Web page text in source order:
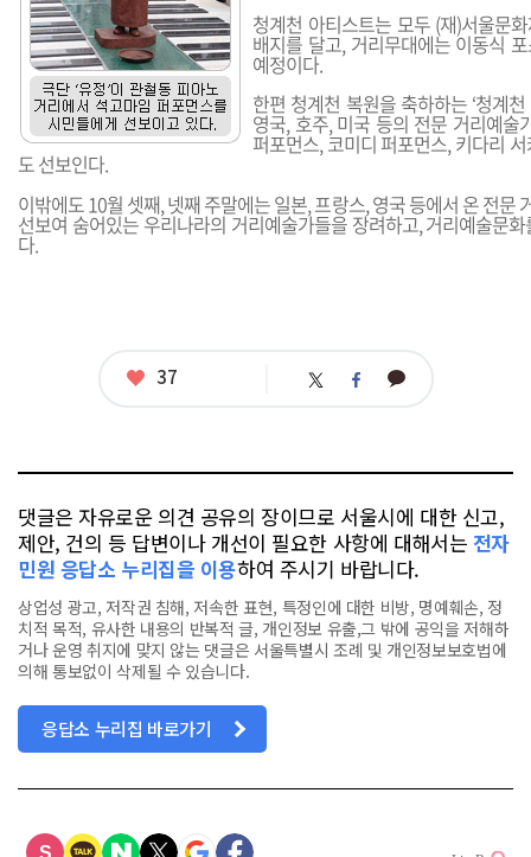
청계천 아티스트는 모두 (재)서울문
배지를 달고, 거리무대에는 이동식
예정이다.
한편 청계천 복원을 축하하는 ‘청계
영국, 호주, 미국 등의 전문 거리예술
퍼포먼스, 코미디 퍼포먼스, 키다리
도 선보인다.
이밖에도 10월 셋째, 넷째 주말에는 일본, 프랑스, 영국 등에서 온 전문
선보여 숨어있는 우리나라의 거리예술가들을 장려하고, 거리예술문
다.
좋
37 트 페 카
댓글은 자유로운 의견 공유의 장이므로 서울시에 대한 신고,
제안, 건의 등 답변이나 개선이 필요한 사항에 대해서는 전자
민원 응답소 누리집을 이용하여 주시기 바랍니다.
상업성 광고, 저작권 침해, 저속한 표현, 특정인에 대한 비방, 명예훼손, 정
치적 목적, 유사한 내용의 반복적 글, 개인정보 유출,그 밖에 공익을 저해하
거나 운영 취지에 맞지 않는 댓글은 서울특별시 조례 및 개인정보보호법에
의해 통보없이 삭제될 수 있습니다.
응답소 누리집 바로가기